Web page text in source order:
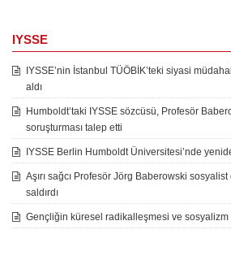
IYSSE
IYSSE’nin İstanbul TÜÖBİK’teki siyasi
aldı
Humboldt’taki IYSSE sözcüsü, Profesör
soruşturması talep etti
IYSSE Berlin Humboldt Üniversitesi’nde
Aşırı sağcı Profesör Jörg Baberowski
saldırdı
Gençliğin küresel radikalleşmesi ve